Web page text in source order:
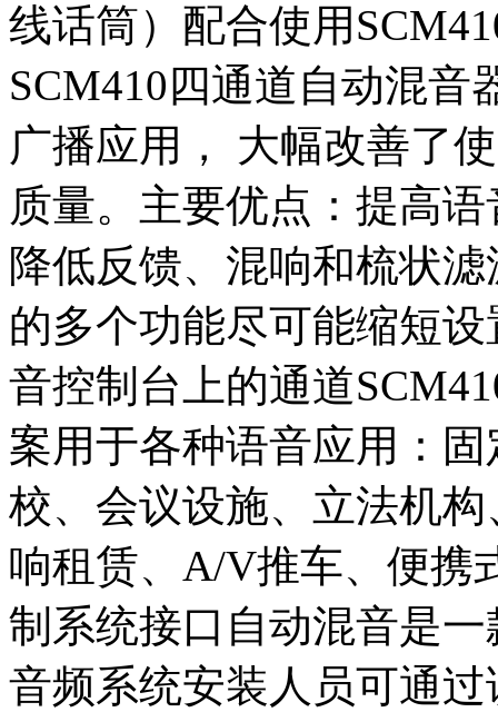
线话筒）配合使用
SCM410四通道自动混音
广播应用， 大幅改善了
质量。主要优点：提高
降低反馈、混响和梳状
的多个功能尽可能缩短
音控制台上的通道
案用于各种语音应用：
校、会议设施、立法机
响租赁、A/V推车、便携
制系统接口自动混音是
音频系统安装人员可通